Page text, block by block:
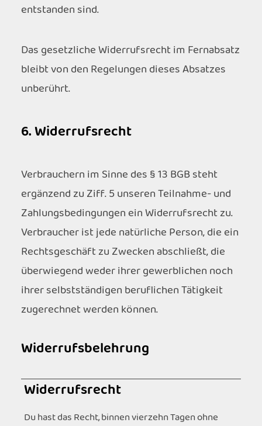
entstanden sind.
Das gesetzliche Widerrufsrecht im Fernabsatz
bleibt von den Regelungen dieses Absatzes
unberührt.
6. Widerrufsrecht
Verbrauchern im Sinne des § 13 BGB steht
ergänzend zu Ziff. 5 unseren Teilnahme- und
Zahlungsbedingungen ein Widerrufsrecht zu.
Verbraucher ist jede natürliche Person, die ein
Rechtsgeschäft zu Zwecken abschließt, die
überwiegend weder ihrer gewerblichen noch
ihrer selbstständigen beruflichen Tätigkeit
zugerechnet werden können.
Widerrufsbelehrung
Widerrufsrecht
Du hast das Recht, binnen vierzehn Tagen ohne